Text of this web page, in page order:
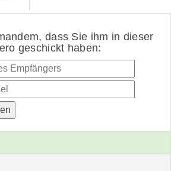
dass Sie ihm in dieser
geschickt haben: